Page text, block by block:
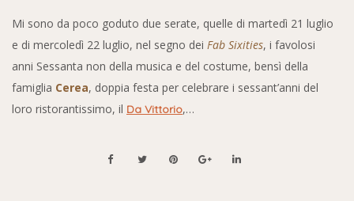
Mi sono da poco goduto due serate, quelle di martedì 21 luglio
e di mercoledì 22 luglio, nel segno dei Fab Sixities, i favolosi
anni Sessanta non della musica e del costume, bensì della
famiglia Cerea, doppia festa per celebrare i sessant’anni del
loro ristorantissimo, il Da Vittorio,…